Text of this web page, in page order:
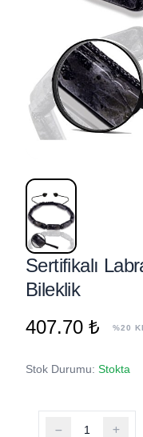
Sertifikalı
Bileklik
407.70 ₺
%20
Stok Durumu: Stokta